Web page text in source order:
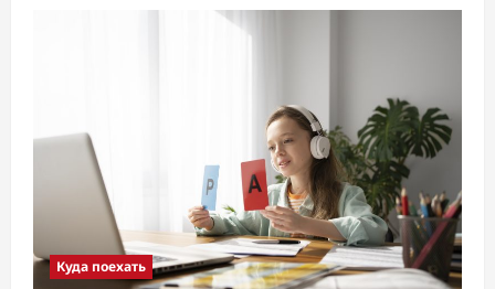
Куда поехать